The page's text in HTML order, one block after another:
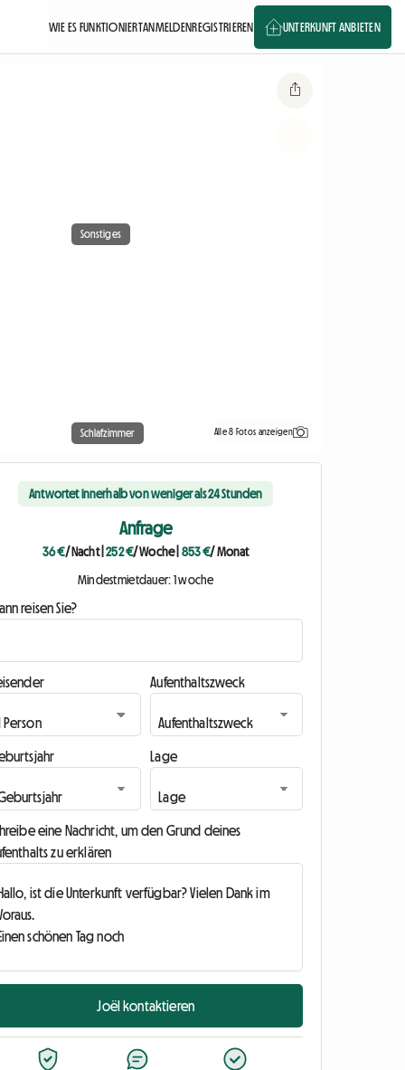
WIE ES FUNKTIONIERTANMELDENREGISTRIEREN UNTERKUNFT ANBIETEN
Sonstiges
Schlafzimmer Alle 8 Fotos anzeigen
Antwortet innerhalb von weniger als 24 Stunden
Anfrage
36 €/ Nacht|252 €/ Woche| 853 €/ Monat
Mindestmietdauer: 1 woche
reisen Sie?
Aufenthaltszweck
Lage
eine Nachricht, um den Grund deines
zu erklären
Joël kontaktieren